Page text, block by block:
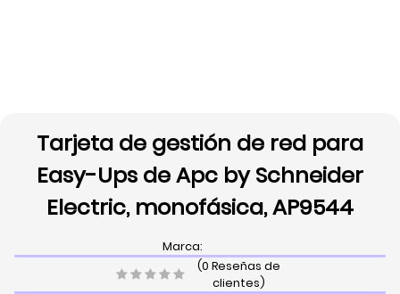
Tarjeta de gestión de red para
Easy-Ups de Apc by Schneider
Electric, monofásica, AP9544
Marca:
(0 Reseñas de
clientes)